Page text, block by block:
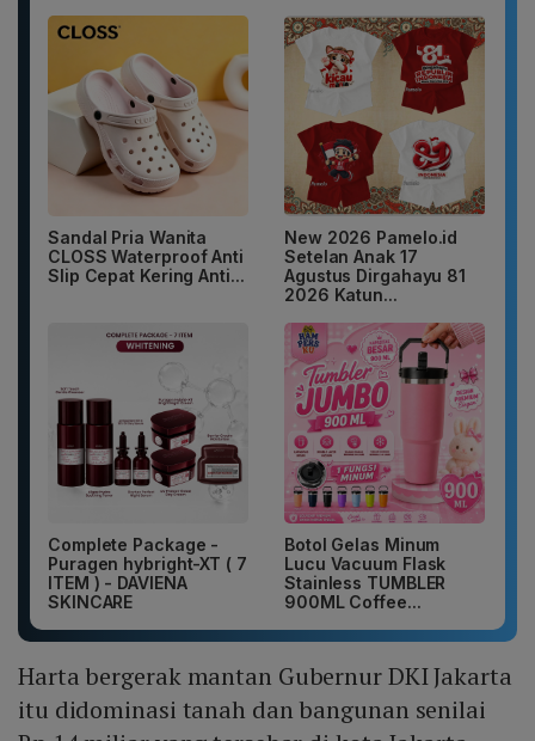
Sandal Pria Wanita
CLOSS Waterproof Anti
Slip Cepat Kering Anti...
New 2026 Pamelo.id
Setelan Anak 17
Agustus Dirgahayu 81
2026 Katun...
Complete Package -
Puragen hybright-XT ( 7
ITEM ) - DAVIENA
SKINCARE
Botol Gelas Minum
Lucu Vacuum Flask
Stainless TUMBLER
900ML Coffee...
Harta bergerak mantan Gubernur DKI Jakarta
itu didominasi tanah dan bangunan senilai